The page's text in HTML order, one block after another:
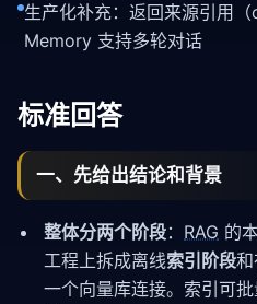
生产化补充：返回来源引用
Memory 支持多轮对话
标准回答
一、先给出结论和背景
整体分两个阶段： RAG 的
工程上拆成离线索引阶段
一个向量库连接。索引可